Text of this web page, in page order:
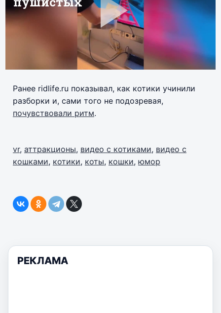
Ранее ridlife.ru показывал, как котики учинили
разборки и, сами того не подозревая,
почувствовали ритм.
vr, аттракционы, видео с котиками, видео с
кошками, котики, коты, кошки, юмор
РЕКЛАМА